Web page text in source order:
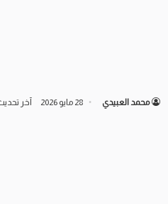
محمد العبيدي 28 مايو 2026 آخر تحديث: 28